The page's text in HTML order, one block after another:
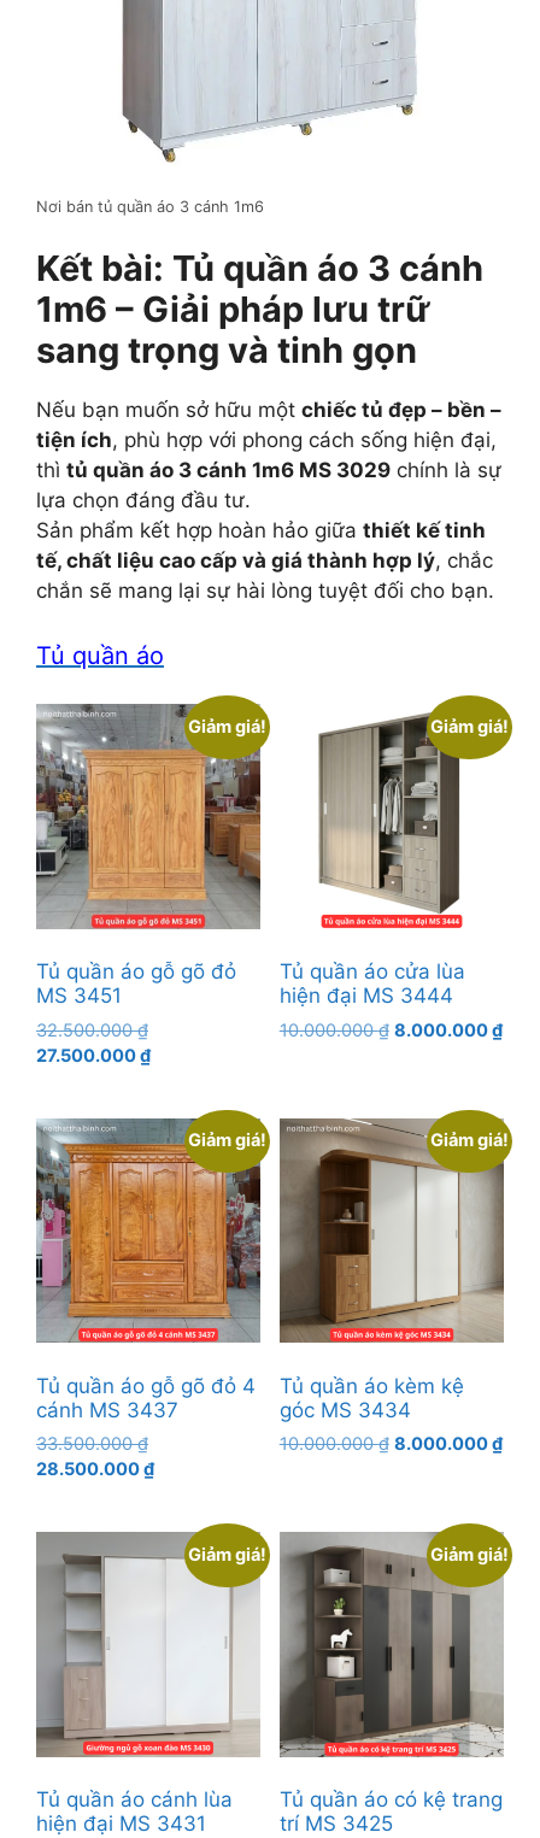
Nơi bán tủ quần áo 3 cánh 1m6
Kết bài: Tủ quần áo 3 cánh
1m6 – Giải pháp lưu trữ
sang trọng và tinh gọn
Nếu bạn muốn sở hữu một chiếc tủ đẹp – bền –
tiện ích, phù hợp với phong cách sống hiện đại,
thì tủ quần áo 3 cánh 1m6 MS 3029 chính là sự
lựa chọn đáng đầu tư.
Sản phẩm kết hợp hoàn hảo giữa thiết kế tinh
tế, chất liệu cao cấp và giá thành hợp lý, chắc
chắn sẽ mang lại sự hài lòng tuyệt đối cho bạn.
Tủ quần áo
Giảm giá!
Tủ quần áo gỗ gõ đỏ
MS 3451
32.500.000₫Giá
gốc
27.500.000₫Giá
là:
27.500.000 ₫.
Giảm giá!
Tủ quần áo cửa lùa
hiện đại MS 3444
10.000.000₫ Giá
8.000.000₫Giá
Giảm giá!
Tủ quần áo gỗ gõ đỏ 4
cánh MS 3437
33.500.000₫Giá
gốc
33.500.000 ₫.
28.500.000₫Giá
28.500.000 ₫.
Giảm giá!
Tủ quần áo kèm kệ
góc MS 3434
10.000.000₫ Giá
10.000.000 ₫.
8.000.000₫Giá
Giảm giá!
Tủ quần áo cánh lùa
hiện đại MS 3431
Giảm giá!
Tủ quần áo có kệ trang
trí MS 3425